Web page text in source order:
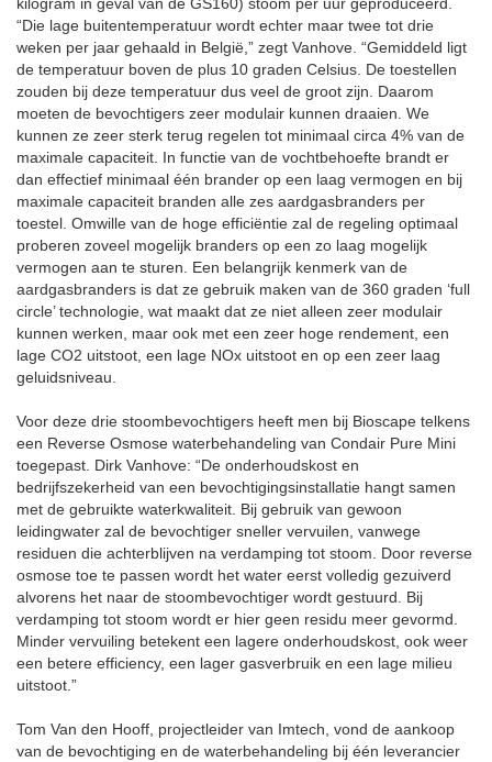
“Die lage buitentemperatuur wordt echter maar twee tot drie
weken per jaar gehaald in België,” zegt Vanhove. “Gemiddeld ligt
de temperatuur boven de plus 10 graden Celsius. De toestellen
zouden bij deze temperatuur dus veel de groot zijn. Daarom
moeten de bevochtigers zeer modulair kunnen draaien. We
kunnen ze zeer sterk terug regelen tot minimaal circa 4% van de
maximale capaciteit. In functie van de vochtbehoefte brandt er
dan effectief minimaal één brander op een laag vermogen en bij
maximale capaciteit branden alle zes aardgasbranders per
toestel. Omwille van de hoge efficiëntie zal de regeling optimaal
proberen zoveel mogelijk branders op een zo laag mogelijk
vermogen aan te sturen. Een belangrijk kenmerk van de
aardgasbranders is dat ze gebruik maken van de 360 graden ‘full
circle’ technologie, wat maakt dat ze niet alleen zeer modulair
kunnen werken, maar ook met een zeer hoge rendement, een
lage CO2 uitstoot, een lage NOx uitstoot en op een zeer laag
geluidsniveau.
Voor deze drie stoombevochtigers heeft men bij Bioscape telkens
een Reverse Osmose waterbehandeling van Condair Pure Mini
toegepast. Dirk Vanhove: “De onderhoudskost en
bedrijfszekerheid van een bevochtigingsinstallatie hangt samen
met de gebruikte waterkwaliteit. Bij gebruik van gewoon
leidingwater zal de bevochtiger sneller vervuilen, vanwege
residuen die achterblijven na verdamping tot stoom. Door reverse
osmose toe te passen wordt het water eerst volledig gezuiverd
alvorens het naar de stoombevochtiger wordt gestuurd. Bij
verdamping tot stoom wordt er hier geen residu meer gevormd.
Minder vervuiling betekent een lagere onderhoudskost, ook weer
een betere efficiency, een lager gasverbruik en een lage milieu
uitstoot.”
Tom Van den Hooff, projectleider van Imtech, vond de aankoop
van de bevochtiging en de waterbehandeling bij één leverancier